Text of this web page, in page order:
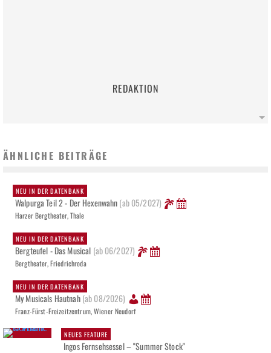
REDAKTION
ÄHNLICHE BEITRÄGE
NEU IN DER DATENBANK
Walpurga Teil 2 - Der Hexenwahn(ab 05/2027)
Harzer Bergtheater, Thale
NEU IN DER DATENBANK
Bergteufel - Das Musical (ab 06/2027)
Bergtheater, Friedrichroda
NEU IN DER DATENBANK
My Musicals Hautnah(ab 08/2026)
Franz-Fürst-Freizeitzentrum, Wiener Neudorf
NEUES FEATURE
Ingos Fernsehsessel – "Summer Stock"